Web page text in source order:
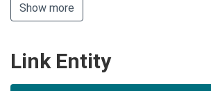
Show more
Link Entity